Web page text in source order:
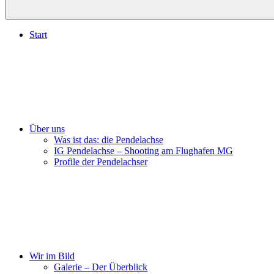
Start
Über uns
Was ist das: die Pendelachse
IG Pendelachse – Shooting am Flughafen MG
Profile der Pendelachser
Wir im Bild
Galerie – Der Überblick